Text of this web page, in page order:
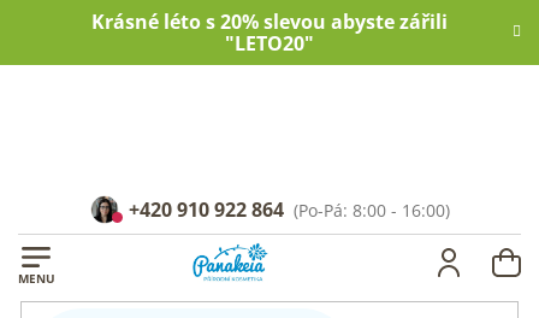
Krásné léto s 20% slevou abyste zářili
"LETO20"
+420 910 922 864